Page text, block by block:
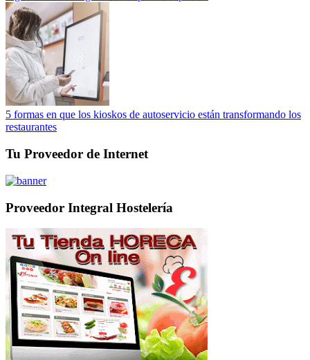
5 formas en que los kioskos de autoservicio están transformando los
restaurantes
Tu Proveedor de Internet
Proveedor Integral Hostelería